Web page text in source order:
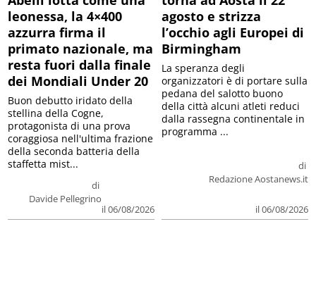
leonessa, la 4×400
azzurra firma il
primato nazionale, ma
resta fuori dalla finale
dei Mondiali Under 20
di
Davide Pellegrino
il 06/08/2026
Buon debutto iridato della
stellina della Cogne,
protagonista di una prova
coraggiosa nell'ultima frazione
della seconda batteria della
staffetta mist...
agosto e strizza
l’occhio agli Europei di
Birmingham
di
Redazione Aostanews.it
il 06/08/2026
La speranza degli
organizzatori è di portare sulla
pedana del salotto buono
della città alcuni atleti reduci
dalla rassegna continentale in
programma ...